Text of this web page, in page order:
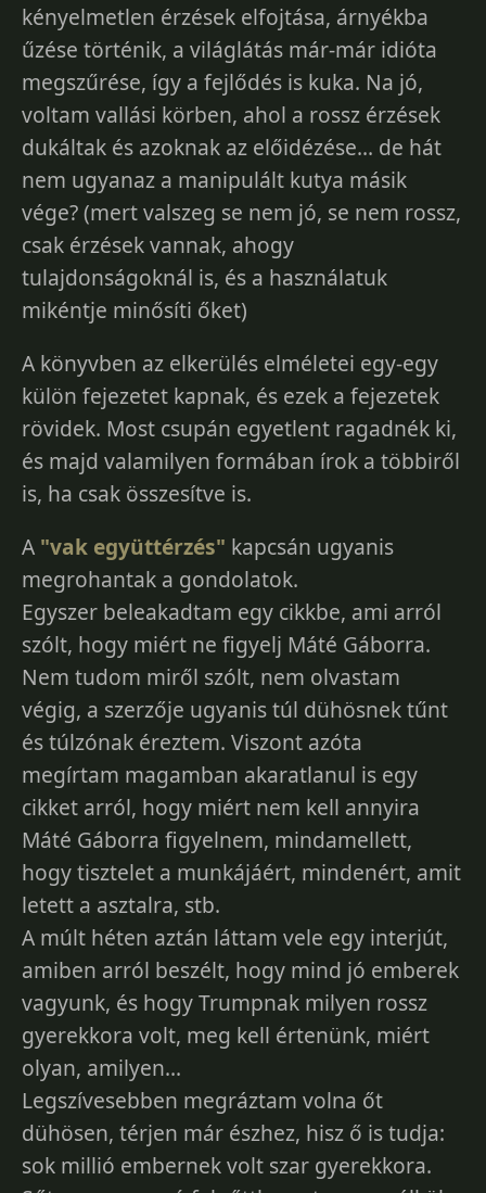
kényelmetlen érzések elfojtása, árnyékba
űzése történik, a világlátás már-már idióta
megszűrése, így a fejlődés is kuka. Na jó,
voltam vallási körben, ahol a rossz érzések
dukáltak és azoknak az előidézése... de hát
nem ugyanaz a manipulált kutya másik
vége? (mert valszeg se nem jó, se nem rossz,
csak érzések vannak, ahogy
tulajdonságoknál is, és a használatuk
mikéntje minősíti őket)
A könyvben az elkerülés elméletei egy-egy
külön fejezetet kapnak, és ezek a fejezetek
rövidek. Most csupán egyetlent ragadnék ki,
és majd valamilyen formában írok a többiről
is, ha csak összesítve is.
A "vak együttérzés" kapcsán ugyanis
megrohantak a gondolatok.
Egyszer beleakadtam egy cikkbe, ami arról
szólt, hogy miért ne figyelj Máté Gáborra.
Nem tudom miről szólt, nem olvastam
végig, a szerzője ugyanis túl dühösnek tűnt
és túlzónak éreztem. Viszont azóta
megírtam magamban akaratlanul is egy
cikket arról, hogy miért nem kell annyira
Máté Gáborra figyelnem, mindamellett,
hogy tisztelet a munkájáért, mindenért, amit
letett a asztalra, stb.
A múlt héten aztán láttam vele egy interjút,
amiben arról beszélt, hogy mind jó emberek
vagyunk, és hogy Trumpnak milyen rossz
gyerekkora volt, meg kell értenünk, miért
olyan, amilyen...
Legszívesebben megráztam volna őt
dühösen, térjen már észhez, hisz ő is tudja:
sok millió embernek volt szar gyerekkora.